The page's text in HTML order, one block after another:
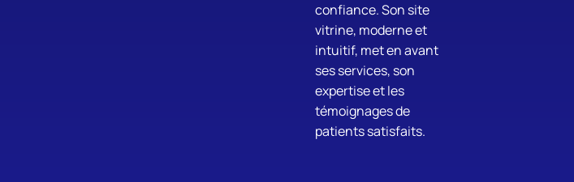
confiance. Son site
vitrine, moderne et
intuitif, met en avant
ses services, son
expertise et les
témoignages de
patients satisfaits.